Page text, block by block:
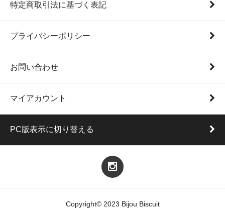
特定商取引法に基づく表記
プライバシーポリシー
お問い合わせ
マイアカウント
PC版表示に切り替える
Copyright© 2023 Bijou Biscuit